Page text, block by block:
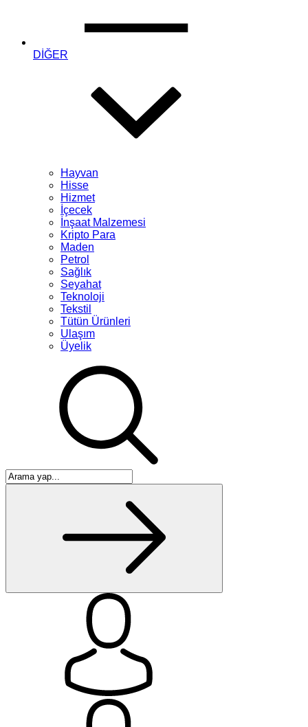
DİĞER
Hayvan
Hisse
Hizmet
İçecek
İnşaat Malzemesi
Kripto Para
Maden
Petrol
Sağlık
Seyahat
Teknoloji
Tekstil
Tütün Ürünleri
Ulaşım
Üyelik